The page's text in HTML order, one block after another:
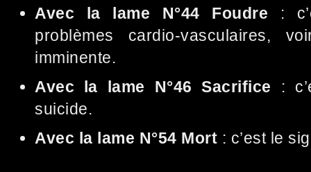
Avec la lame N°44 Foudre :
problèmes cardio-vasculaires,
imminente.
Avec la lame N°46 Sacrifice :
suicide.
Avec la lame N°54 Mort : c’est le